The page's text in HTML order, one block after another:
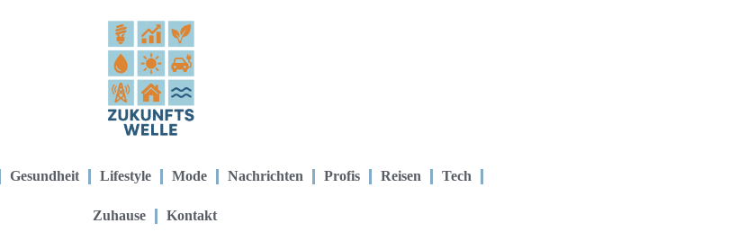
Gesundheit Lifestyle Mode Nachrichten Profis Reisen Tech
Zuhause Kontakt